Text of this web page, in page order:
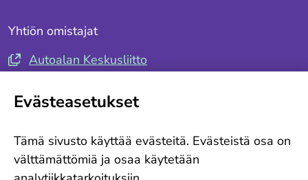
Yhtiön omistajat
Autoalan Keskusliitto
Tilaa tiedotteemme
Evästeasetukset
Tämä sivusto käyttää evästeitä. Evästeistä osa on
välttämättömiä ja osaa käytetään